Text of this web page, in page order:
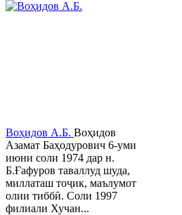
Воҳидов А.Б. Воҳидов
Азамат Баҳодурович 6-уми
июни соли 1974 дар н.
Б.Ғафуров таваллуд шуда,
миллаташ тоҷик, маълумот
олии тиббӣ. Соли 1997
филиали Хучан...